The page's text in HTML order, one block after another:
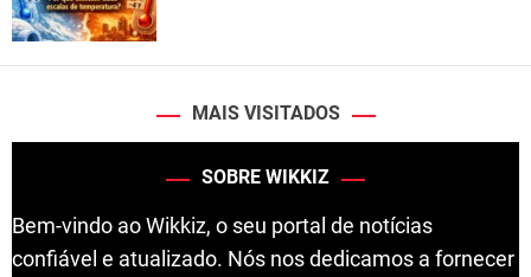
MAIS VISITADOS
SOBRE WIKKIZ
Bem-vindo ao Wikkiz, o seu portal de notícias
confiável e atualizado. Nós nos dedicamos a fornecer